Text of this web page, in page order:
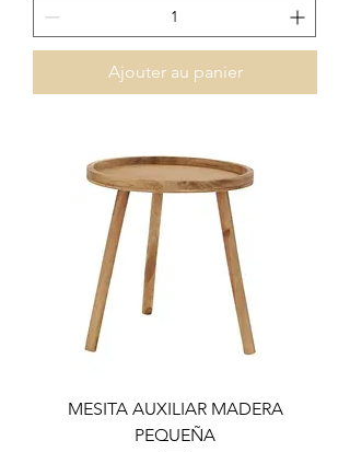
Ajouter au panier
MESITA AUXILIAR MADERA
PEQUEÑA